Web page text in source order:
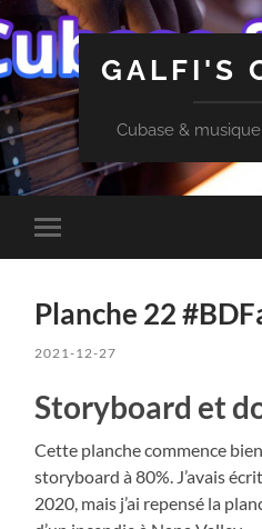
GALFI'S
Cubase &
Toggle
mobile
Planche 22
2021-12-27
Storyboard et
Cette planche commence
storyboard à 80%. J’avais
2020, mais j’ai repensé la